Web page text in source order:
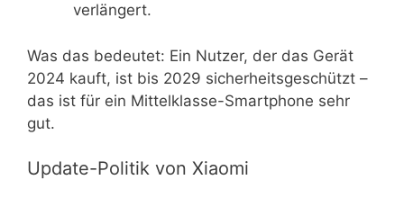
verlängert.
Was das bedeutet: Ein Nutzer, der das Gerät
2024 kauft, ist bis 2029 sicherheitsgeschützt –
das ist für ein Mittelklasse-Smartphone sehr
gut.
Update-Politik von Xiaomi